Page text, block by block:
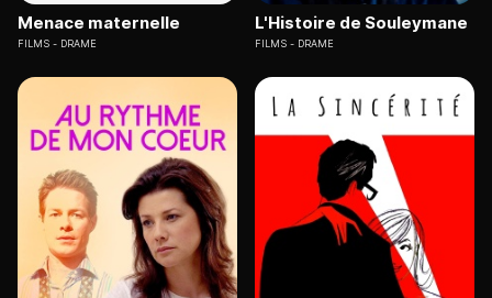
Menace maternelle
FILMS DRAME
L'Histoire de Souleymane
FILMS DRAME